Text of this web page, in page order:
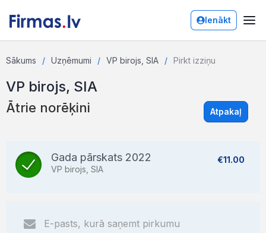
Ienākt
Sākums Uzņēmumi VP birojs, SIA Pirkt izziņu
VP birojs, SIA
Ātrie norēķini Atpakaļ
Gada pārskats 2022
VP birojs, SIA
€11.00